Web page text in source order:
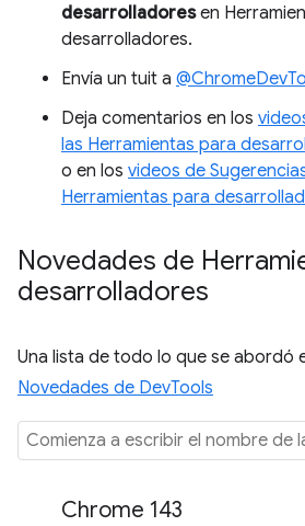
desarrolladoresen
desarrolladores.
Envía un tuit a
Deja comentarios en los
las Herramientas para
o en los videos de
Herramientas para
Novedades de
desarrolladores
Una lista de todo lo que se abordó
Novedades de DevTools
Chrome 143